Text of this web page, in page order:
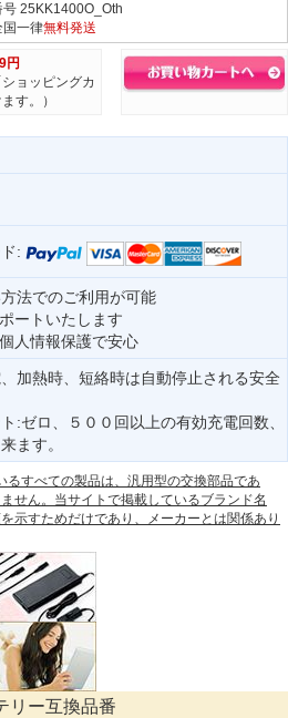
号 25KK1400O_Oth
国一律無料発送
円
ョッピングカ
す。）
:
法でのご利用が可能
ートいたします
人情報保護で安心
加熱時、短絡時は自動停止される安全
:ゼロ、５００回以上の有効充電回数、
ます。
るすべての製品は、汎用型の交換部品であ
せん。当サイトで掲載しているブランド名
示すためだけであり、メーカーとは関係あり
リー互換品番